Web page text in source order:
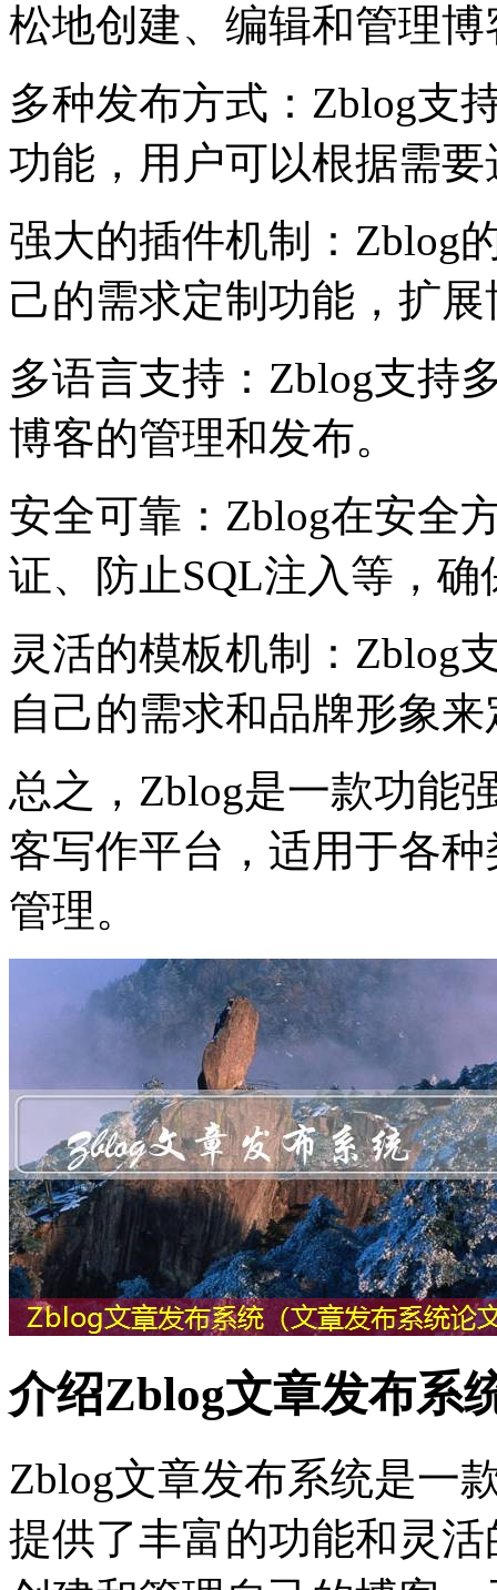
松地创建、编辑和管理
多种发布方式：Zblog支
功能，用户可以根据需
强大的插件机制：Zblog
己的需求定制功能，扩
多语言支持：Zblog支持
博客的管理和发布。
安全可靠：Zblog在安全
证、防止SQL注入等，
灵活的模板机制：Zblog
自己的需求和品牌形象
总之，Zblog是一款功能
客写作平台，适用于各
管理。
介绍Zblog文章发布系
Zblog文章发布系统是一
提供了丰富的功能和灵